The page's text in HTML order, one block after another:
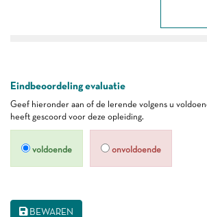
Eindbeoordeling evaluatie
Geef hieronder aan of de lerende volgens u
heeft gescoord voor deze opleiding.
voldoende onvoldoende
BEWAREN